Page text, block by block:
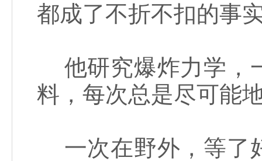
都成了不折不扣的事
他研究爆炸力学，
料，每次总是尽可能
一次在野外，等了